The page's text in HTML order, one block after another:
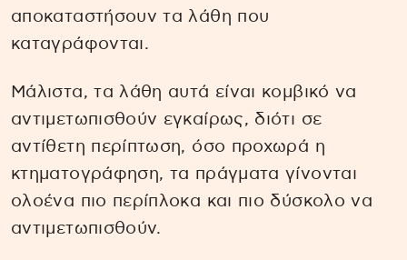
αποκαταστήσουν τα λάθη που
καταγράφονται.
Μάλιστα, τα λάθη αυτά είναι κομβικό να
αντιμετωπισθούν εγκαίρως, διότι σε
αντίθετη περίπτωση, όσο προχωρά η
κτηματογράφηση, τα πράγματα γίνονται
ολοένα πιο περίπλοκα και πιο δύσκολο να
αντιμετωπισθούν.